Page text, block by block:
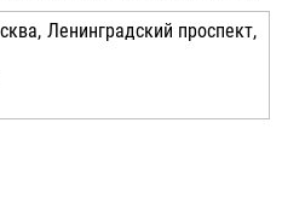
Ленинградский проспект,